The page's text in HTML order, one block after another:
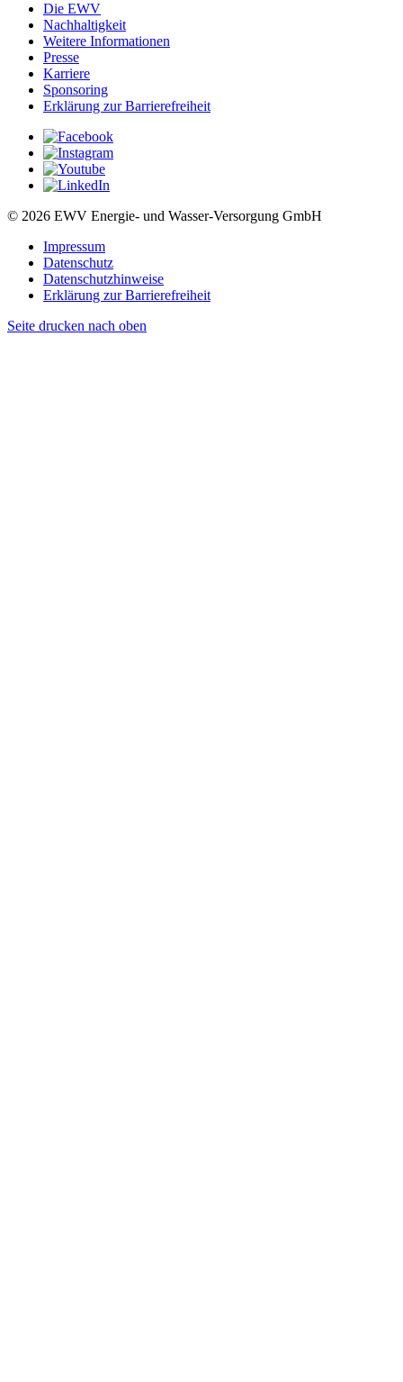
Die EWV
Nachhaltigkeit
Weitere Informationen
Presse
Karriere
Sponsoring
Erklärung zur Barrierefreiheit
© 2026 EWV Energie- und Wasser-Versorgung GmbH
Impressum
Datenschutz
Datenschutzhinweise
Erklärung zur Barrierefreiheit
Seite drucken nach oben